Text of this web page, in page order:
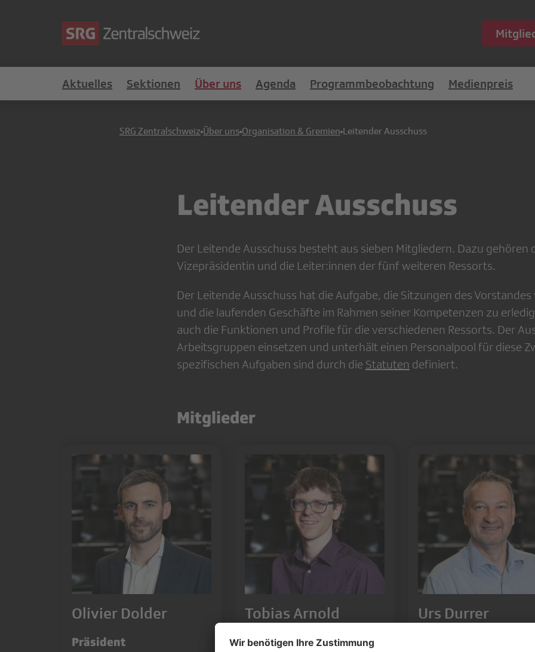
Aktuelles Sektionen Über uns Agenda Programmbeobachtung Medienpreis
SRG Zentralschweiz Über uns Organisation & Gremien Leitender Ausschuss
Leitender Ausschuss
Der Leitende Ausschuss besteht aus sieben Mitgliedern. Dazu gehören
Vizepräsidentin und die Leiter:innen der fünf weiteren Ressorts.
Der Leitende Ausschuss hat die Aufgabe, die Sitzungen des
und die laufenden Geschäfte im Rahmen seiner Kompetenzen zu
auch die Funktionen und Profile für die verschiedenen Ressorts. Der
Arbeitsgruppen einsetzen und unterhält einen Personalpool für diese
spezifischen Aufgaben sind durch die Statuten definiert.
Mitglieder
Olivier Dolder
Präsident
Tobias Arnold
Programmbeobachtung
Urs Durrer